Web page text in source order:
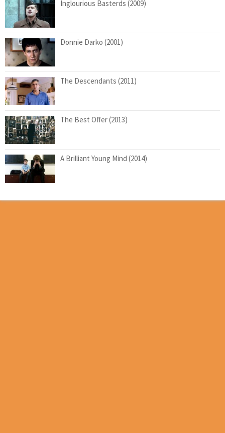
Inglourious Basterds (2009)
Donnie Darko (2001)
The Descendants (2011)
The Best Offer (2013)
A Brilliant Young Mind (2014)